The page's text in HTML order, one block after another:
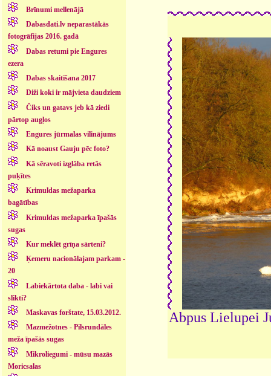
Brīnumi mellenājā
Dabasdati.lv neparastākās
fotogrāfijas 2016. gadā
Dabas retumi pie Engures
ezera
Dabas skaitīšana 2017
Diži koki ir mājvieta daudziem
Čiks un gatavs jeb kā ziedi
pārtop augļos
Engures jūrmalas vilinājums
Kā noaust Gauju pēc foto?
Kā sēravoti izglāba retās
puķītes
Krimuldas mežaparka
bagātības
Krimuldas mežaparka īpašās
sugas
Kur meklēt grīņa sārteni?
Ķemeru nacionālajam parkam -
20
Labiekārtota daba - labi vai
slikti?
Maskavas forštate, 15.03.2012.
Mazmežotnes - Pilsrundāles
meža īpašās sugas
Mikroliegumi - mūsu mazās
Moricsalas
Abpus Lielupei